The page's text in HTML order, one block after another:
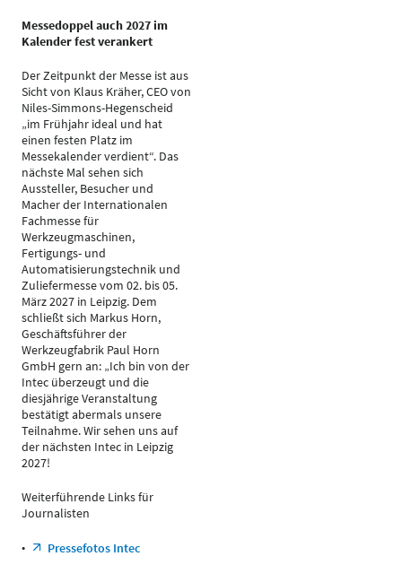
Messedoppel auch 2027 im
Kalender fest verankert
Der Zeitpunkt der Messe ist aus
Sicht von Klaus Kräher, CEO von
Niles-Simmons-Hegenscheid
„im Frühjahr ideal und hat
einen festen Platz im
Messekalender verdient“. Das
nächste Mal sehen sich
Aussteller, Besucher und
Macher der Internationalen
Fachmesse für
Werkzeugmaschinen,
Fertigungs- und
Automatisierungstechnik und
Zuliefermesse vom 02. bis 05.
März 2027 in Leipzig. Dem
schließt sich Markus Horn,
Geschäftsführer der
Werkzeugfabrik Paul Horn
GmbH gern an: „Ich bin von der
Intec überzeugt und die
diesjährige Veranstaltung
bestätigt abermals unsere
Teilnahme. Wir sehen uns auf
der nächsten Intec in Leipzig
2027!
Weiterführende Links für
Journalisten
• Pressefotos Intec